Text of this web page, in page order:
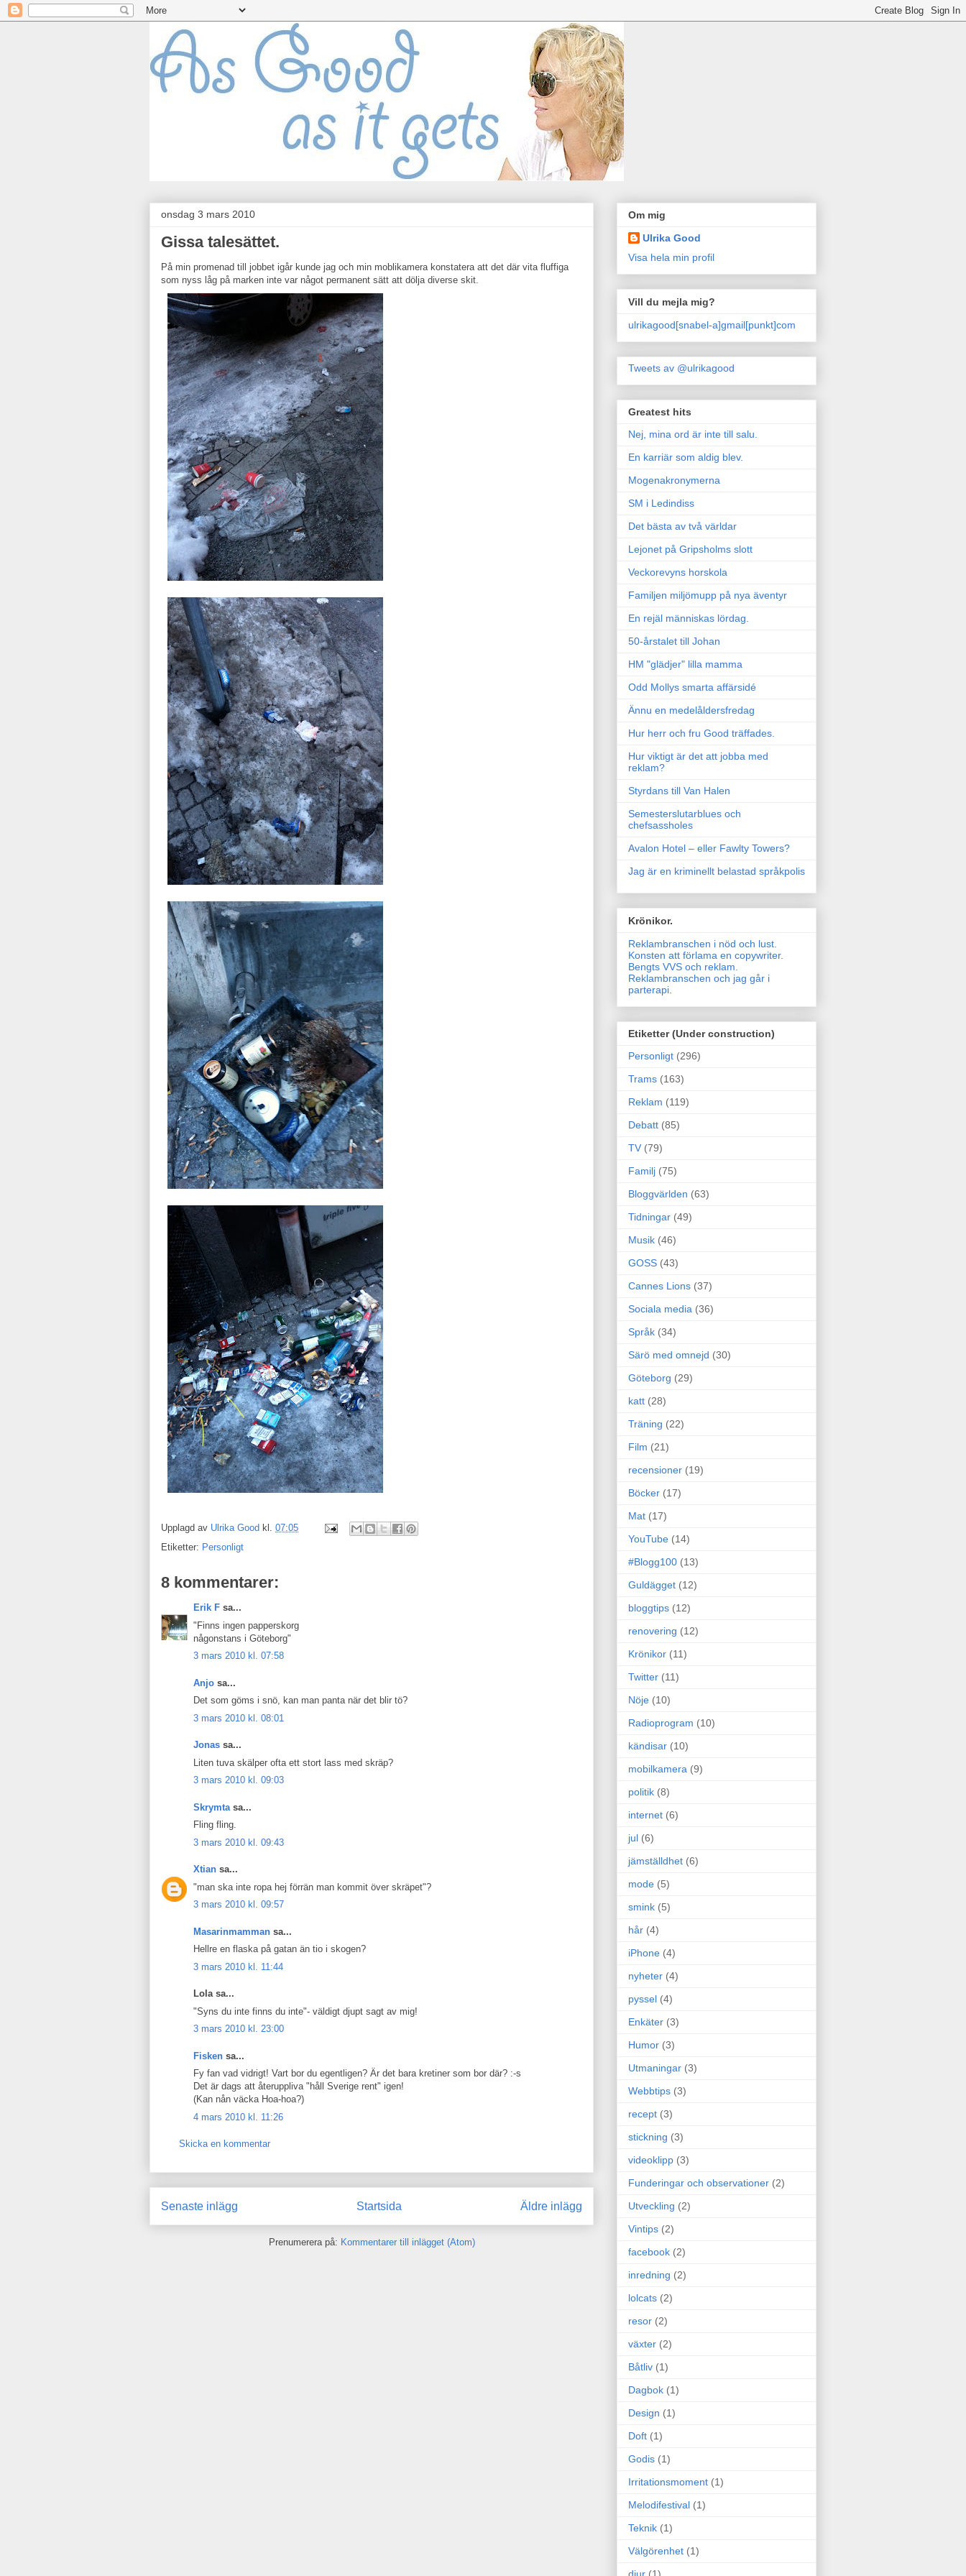
onsdag 3 mars 2010
Gissa talesättet.
På min promenad till jobbet igår kunde jag och min moblikamera konstatera att det där vita fluffiga
som nyss låg på marken inte var något permanent sätt att dölja diverse skit.
Upplagd av Ulrika Good kl. 07:05
Etiketter: Personligt
8 kommentarer:
Erik F sa...
"Finns ingen papperskorg
någonstans i Göteborg"
3 mars 2010 kl. 07:58
Anjo sa...
Det som göms i snö, kan man panta när det blir tö?
3 mars 2010 kl. 08:01
Jonas sa...
Liten tuva skälper ofta ett stort lass med skräp?
3 mars 2010 kl. 09:03
Skrymta sa...
Fling fling.
3 mars 2010 kl. 09:43
Xtian sa...
"man ska inte ropa hej förrän man kommit över skräpet"?
3 mars 2010 kl. 09:57
Masarinmamman sa...
Hellre en flaska på gatan än tio i skogen?
3 mars 2010 kl. 11:44
Lola sa...
"Syns du inte finns du inte"- väldigt djupt sagt av mig!
3 mars 2010 kl. 23:00
Fisken sa...
Fy fan vad vidrigt! Vart bor du egentligen? Är det bara kretiner som bor där? :-s
Det är dags att återuppliva "håll Sverige rent" igen!
(Kan nån väcka Hoa-hoa?)
4 mars 2010 kl. 11:26
Skicka en kommentar
Senaste inlägg Äldre inlägg
Startsida
Prenumerera på: Kommentarer till inlägget (Atom)
Om mig
Ulrika Good
Visa hela min profil
Vill du mejla mig?
ulrikagood[snabel-a]gmail[punkt]com
Tweets av @ulrikagood
Greatest hits
Nej, mina ord är inte till salu.
En karriär som aldig blev.
Mogenakronymerna
SM i Ledindiss
Det bästa av två världar
Lejonet på Gripsholms slott
Veckorevyns horskola
Familjen miljömupp på nya äventyr
En rejäl människas lördag.
50-årstalet till Johan
HM "glädjer" lilla mamma
Odd Mollys smarta affärsidé
Ännu en medelåldersfredag
Hur herr och fru Good träffades.
Hur viktigt är det att jobba med
reklam?
Styrdans till Van Halen
Semesterslutarblues och
chefsassholes
Avalon Hotel – eller Fawlty Towers?
Jag är en kriminellt belastad språkpolis
Krönikor.
Reklambranschen i nöd och lust.
Konsten att förlama en copywriter.
Bengts VVS och reklam.
Reklambranschen och jag går i
parterapi.
Etiketter (Under construction)
Personligt (296)
Trams (163)
Reklam (119)
Debatt (85)
TV (79)
Familj (75)
Bloggvärlden (63)
Tidningar (49)
Musik (46)
GOSS (43)
Cannes Lions (37)
Sociala media (36)
Språk (34)
Särö med omnejd (30)
Göteborg (29)
katt (28)
Träning (22)
Film (21)
recensioner (19)
Böcker (17)
Mat (17)
YouTube (14)
#Blogg100 (13)
Guldägget (12)
bloggtips (12)
renovering (12)
Krönikor (11)
Twitter (11)
Nöje (10)
Radioprogram (10)
kändisar (10)
mobilkamera (9)
politik (8)
internet (6)
jul (6)
jämställdhet (6)
mode (5)
smink (5)
hår (4)
iPhone (4)
nyheter (4)
pyssel (4)
Enkäter (3)
Humor (3)
Utmaningar (3)
Webbtips (3)
recept (3)
stickning (3)
videoklipp (3)
Funderingar och observationer (2)
Utveckling (2)
Vintips (2)
facebook (2)
inredning (2)
lolcats (2)
resor (2)
växter (2)
Båtliv (1)
Dagbok (1)
Design (1)
Doft (1)
Godis (1)
Irritationsmoment (1)
Melodifestival (1)
Teknik (1)
Välgörenhet (1)